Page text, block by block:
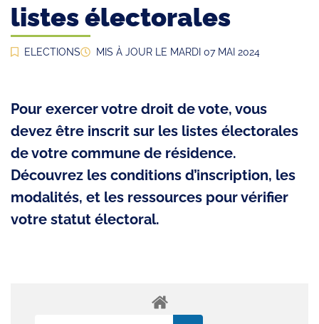
listes électorales
ELECTIONS MIS À JOUR LE MARDI 07 MAI 2024
Pour exercer votre droit de vote, vous
devez être inscrit sur les listes électorales
de votre commune de résidence.
Découvrez les conditions d’inscription, les
modalités, et les ressources pour vérifier
votre statut électoral.